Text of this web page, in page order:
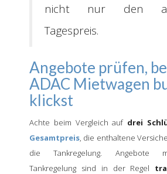
nicht nur den
Tagespreis.
Angebote prüfen,
ADAC Mietwagen
klickst
Achte beim Vergleich auf drei
Gesamtpreis, die enthaltene
die Tankregelung. Angebote
Tankregelung sind in der Regel